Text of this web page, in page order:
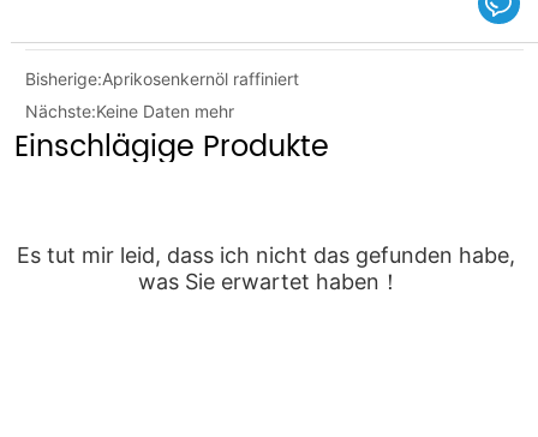
Bisherige:Aprikosenkernöl raffiniert
Nächste:Keine Daten mehr
Einschlägige Produkte
Es tut mir leid, dass ich nicht das gefunden habe,
was Sie erwartet haben！